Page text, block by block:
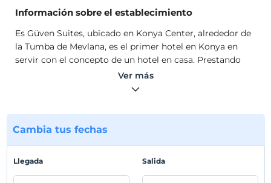
Información sobre el establecimiento
Es Güven Suites, ubicado en Konya Center, alrededor de
la Tumba de Mevlana, es el primer hotel en Konya en
servir con el concepto de un hotel en casa. Prestando
servicio con 55 habitaciones, Es Güven Suites dispone de
49 habitaciones diseñadas como 2 + 1 y 4 habitaciones
términos de transporte, Es Güven Suites está a poca
distancia del Museo Konya Mevlana y de las zonas
la Tumba de Mevlana, es el primer hotel en Konya en
servir con el concepto de un hotel en casa. Prestando
Ver más
Cambia tus fechas
Llegada Salida